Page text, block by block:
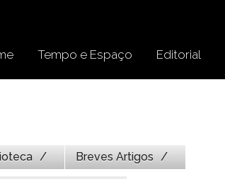
Tempo e Espaço Editorial
Breves Artigos